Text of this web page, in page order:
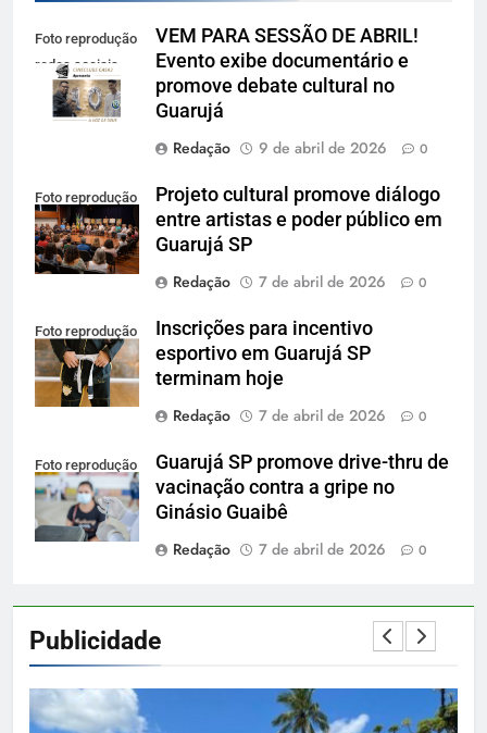
Foto reprodução
redes sociais
VEM PARA SESSÃO DE ABRIL!
Evento exibe documentário e
promove debate cultural no
Guarujá
Redação
9 de abril de 2026 0
Foto reprodução
Projeto cultural promove diálogo
entre artistas e poder público em
Guarujá SP
Redação
7 de abril de 2026 0
Foto reprodução
Inscrições para incentivo
esportivo em Guarujá SP
terminam hoje
Redação
7 de abril de 2026 0
Foto reprodução
Guarujá SP promove drive-thru de
vacinação contra a gripe no
Ginásio Guaibê
Redação
7 de abril de 2026 0
Publicidade